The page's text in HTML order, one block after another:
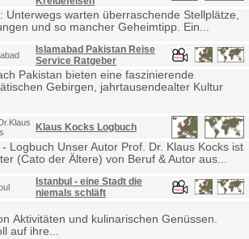
Unterwegs warten überraschende Stellplätze,
und so mancher Geheimtipp. Ein...
Islamabad Pakistan Reise
Service Ratgeber
Pakistan bieten eine faszinierende
Gebirgen, jahrtausendealter Kultur
Klaus Kocks Logbuch
Logbuch Unser Autor Prof. Dr. Klaus Kocks ist
(Cato der Ältere) von Beruf & Autor aus...
Istanbul - eine Stadt die
niemals schläft
Aktivitäten und kulinarischen Genüssen.
auf ihre...